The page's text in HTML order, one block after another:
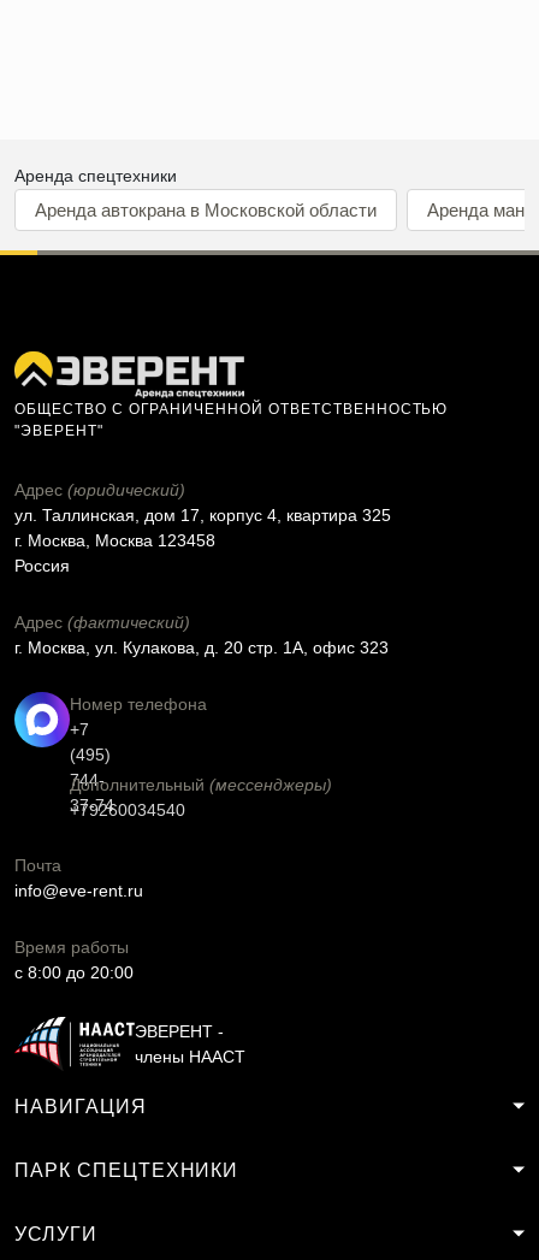
Аренда спецтехники
Аренда автокрана в Московской области Аренда
ОБЩЕСТВО С ОГРАНИЧЕННОЙ ОТВЕТСТВЕННОСТЬЮ
"ЭВЕРЕНТ"
Адрес (юридический)
ул. Таллинская, дом 17, корпус 4, квартира 325
г. Москва, Москва 123458
Россия
Адрес (фактический)
г. Москва, ул. Кулакова, д. 20 стр. 1А, офис 323
Номер телефона
+7
(495)
744-
37-74
Дополнительный (мессенджеры)
+79260034540
Почта
info@eve-rent.ru
Время работы
c 8:00 до 20:00
ЭВЕРЕНТ -
члены НААСТ
НАВИГАЦИЯ
ПАРК СПЕЦТЕХНИКИ
УСЛУГИ